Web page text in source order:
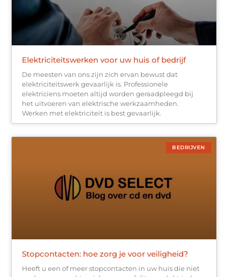
Elektriciteitswerken voor uw huis of bedrijf
De meesten van ons zijn zich ervan bewust dat
elektriciteitswerk gevaarlijk is. Professionele
elektriciens moeten altijd worden geraadpleegd bij
het uitvoeren van elektrische werkzaamheden.
Werken met elektriciteit is best gevaarlijk.
BEDRIJVEN
Stopcontacten: hoe zorg je voor veiligheid?
Heeft u een of meer stopcontacten in uw huis die niet